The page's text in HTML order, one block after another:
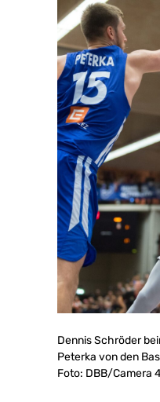
Dennis Schröder
Peterka von den
Foto: DBB/Camera